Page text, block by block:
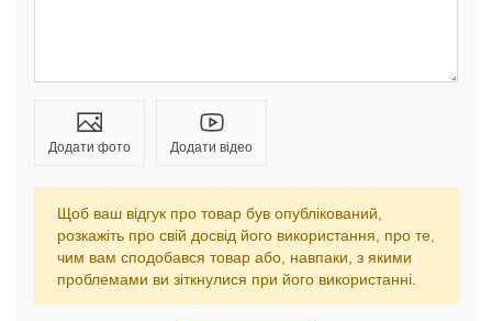
Додати фото Додати відео
Щоб ваш відгук про товар був опублікований,
розкажіть про свій досвід його використання, про те,
чим вам сподобався товар або, навпаки, з якими
проблемами ви зіткнулися при його використанні.